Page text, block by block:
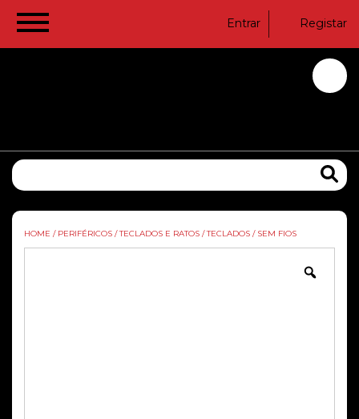
Entrar Registar
HOME / PERIFÉRICOS / TECLADOS E RATOS / TECLADOS / SEM FIOS